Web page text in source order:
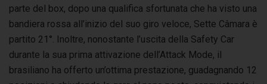
parte del box, dopo una qualifica sfortunata che ha visto una
bandiera rossa all’inizio del suo giro veloce, Sette Câmara è
partito 21°. Inoltre, nonostante l’uscita della Safety Car
durante la sua prima attivazione dell’Attack Mode, il
brasiliano ha offerto un’ottima prestazione, guadagnando 12